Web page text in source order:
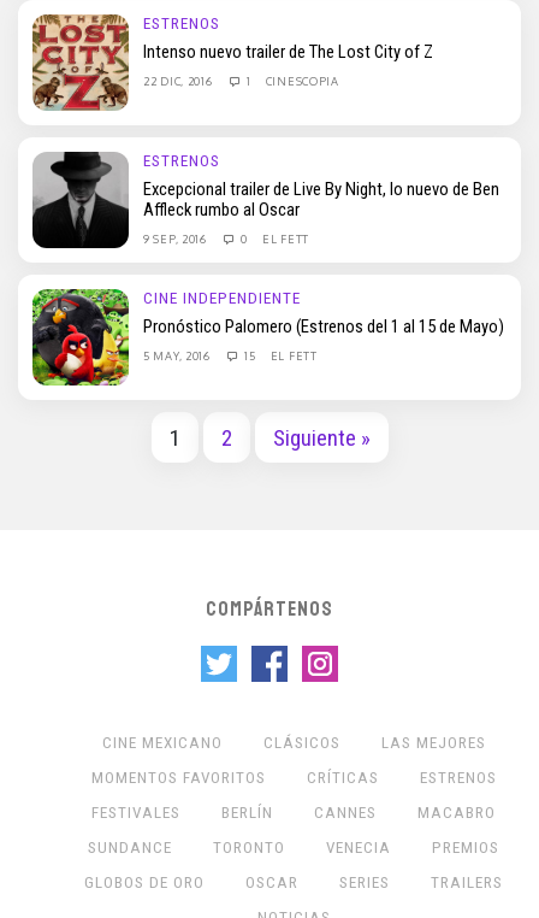
ESTRENOS
Intenso nuevo trailer de The Lost City of Z
22 DIC, 2016 1 CINESCOPIA
ESTRENOS
Excepcional trailer de Live By Night, lo nuevo de Ben
Affleck rumbo al Oscar
9 SEP, 2016 0 EL FETT
CINE INDEPENDIENTE
Pronóstico Palomero (Estrenos del 1 al 15 de Mayo)
5 MAY, 2016 15 EL FETT
1 2 Siguiente »
COMPÁRTENOS
CINE MEXICANO CLÁSICOS
LAS MEJORES
MOMENTOS FAVORITOS
CRÍTICAS
ESTRENOS
FESTIVALES
BERLÍN CANNES
MACABRO
SUNDANCE
TORONTO VENECIA
PREMIOS
GLOBOS DE ORO
OSCAR SERIES
TRAILERS